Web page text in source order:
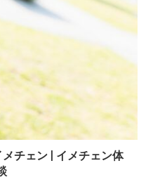
チェン | イメチェン体